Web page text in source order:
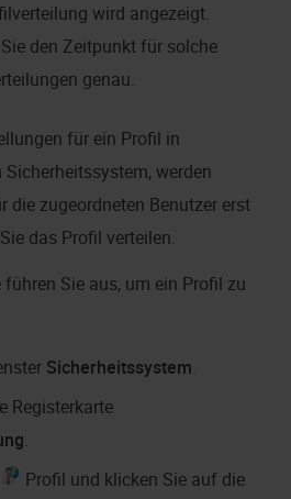
wird angezeigt.
den Zeitpunkt für solche
genau.
für ein Profil in
Sicherheitssystem, werden
die zugeordneten Benutzer erst
das Profil verteilen.
Sie aus, um ein Profil zu
Sicherheitssystem.
Registerkarte
.
Profil und klicken Sie auf die